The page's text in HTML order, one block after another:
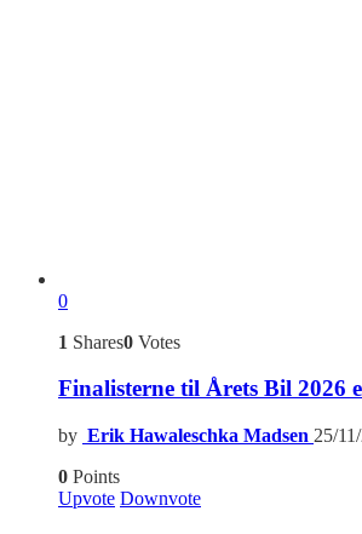
0
1 Shares0 Votes
Finalisterne til Årets Bil 2026
by Erik Hawaleschka Madsen 25/
0 Points
Upvote Downvote